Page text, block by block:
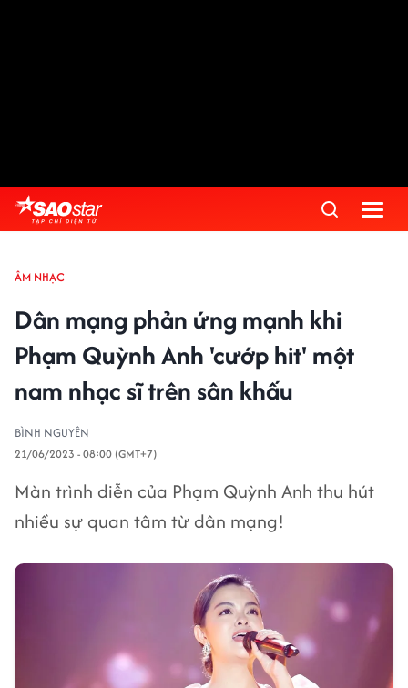
ÂM NHẠC
Dân mạng phản ứng mạnh khi
Phạm Quỳnh Anh 'cướp hit' một
nam nhạc sĩ trên sân khấu
BÌNH NGUYÊN
21/06/2023 - 08:00 (GMT+7)
Màn trình diễn của Phạm Quỳnh Anh thu hút
nhiều sự quan tâm từ dân mạng!